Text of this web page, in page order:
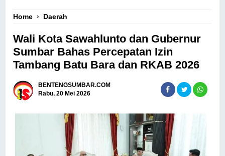
Home › Daerah
Wali Kota Sawahlunto dan Gubernur
Sumbar Bahas Percepatan Izin
Tambang Batu Bara dan RKAB 2026
BENTENGSUMBAR.COM
Rabu, 20 Mei 2026